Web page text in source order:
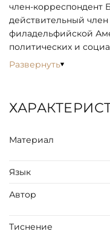
член-корреспондент
действительный
филадельфийской
политических и
Развернуть
Материал
Язык
Автор
Тиснение